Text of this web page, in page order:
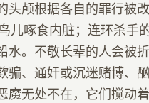
头颅根据各自的罪行被
儿啄食内脏；连环杀手
水。不敬长辈的人会被
骗、通奸或沉迷赌博、
魔无处不在，它们搅动